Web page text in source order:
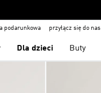
podarunkowa przyłącz się do nas
Dla dzieci Buty